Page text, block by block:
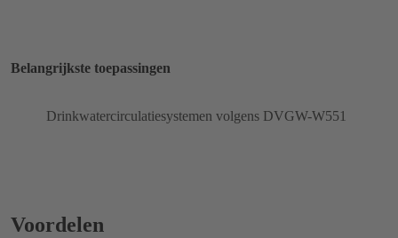
Belangrijkste toepassingen
Drinkwatercirculatiesystemen volgens DVGW-W551
Voordelen